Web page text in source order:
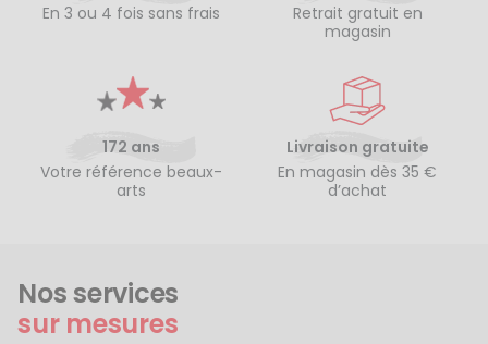
En 3 ou 4 fois sans frais
Retrait gratuit en
magasin
172 ans
Votre référence beaux-
arts
Livraison gratuite
En magasin dès 35 €
d’achat
Nos services
sur mesures